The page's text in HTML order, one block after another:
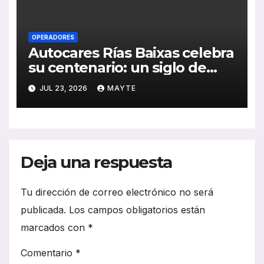
OPERADORES
Autocares Rías Baixas celebra
su centenario: un siglo de
historia, esfuerzo familiar y
compromiso con el
transporte gallego
JUL 23, 2026 MAYTE
Deja una respuesta
Tu dirección de correo electrónico no será
publicada. Los campos obligatorios están
marcados con *
Comentario *